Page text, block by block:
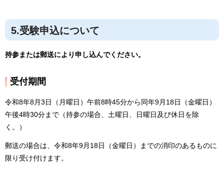
5.受験申込について
持参または郵送により申し込んでください。
受付期間
令和8年8月3日（月曜日）午前8時45分から同年9月18日（金曜日）
午後4時30分まで（持参の場合、土曜日、日曜日及び休日を除
く。）
郵送の場合は、令和8年9月18日（金曜日）までの消印のあるものに
限り受け付けます。